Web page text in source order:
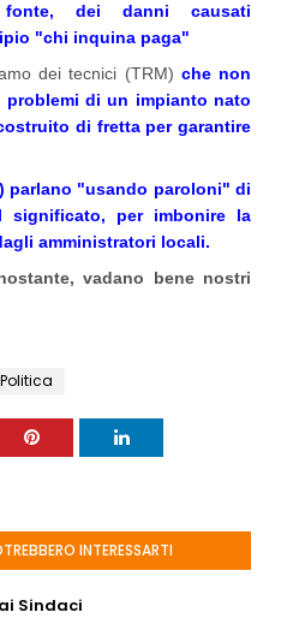
dei danni causati
"chi inquina paga"
dei tecnici (TRM) che non
di un impianto nato
di fretta per garantire
parlano "usando paroloni" di
per imbonire la
amministratori locali.
vadano bene nostri
Politica
INTERESSARTI
Sindaci